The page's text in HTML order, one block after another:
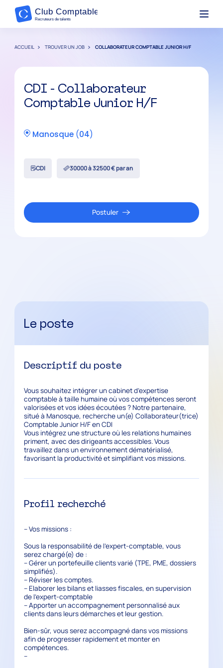
ACCUEIL TROUVER UN JOB COLLABORATEUR COMPTABLE JUNIOR H/F
CDI - Collaborateur
Comptable Junior H/F
Manosque(04)
CDI 30000 à 32500 € par an
Postuler
Le poste
Descriptif du poste
Vous souhaitez intégrer un cabinet d’expertise
comptable à taille humaine où vos compétences seront
valorisées et vos idées écoutées ? Notre partenaire,
situé à Manosque, recherche un(e) Collaborateur(trice)
Comptable Junior H/F en CDI
Vous intégrez une structure où les relations humaines
priment, avec des dirigeants accessibles. Vous
travaillez dans un environnement dématérialisé,
favorisant la productivité et simplifiant vos missions.
Profil recherché
– Vos missions :
Sous la responsabilité de l’expert-comptable, vous
serez chargé(e) de :
– Gérer un portefeuille clients varié (TPE, PME, dossiers
simplifiés).
– Réviser les comptes.
– Elaborer les bilans et liasses fiscales, en supervision
de l’expert-comptable
– Apporter un accompagnement personnalisé aux
clients dans leurs démarches et leur gestion.
Bien-sûr, vous serez accompagné dans vos missions
afin de progresser rapidement et monter en
compétences.
–